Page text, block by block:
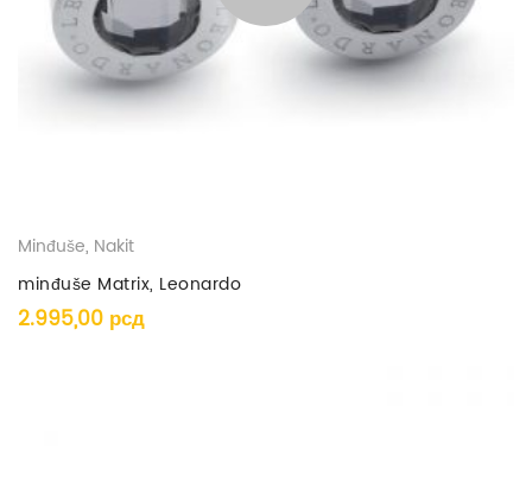
Minđuše, Nakit
minđuše Matrix, Leonardo
2.995,00 рсд